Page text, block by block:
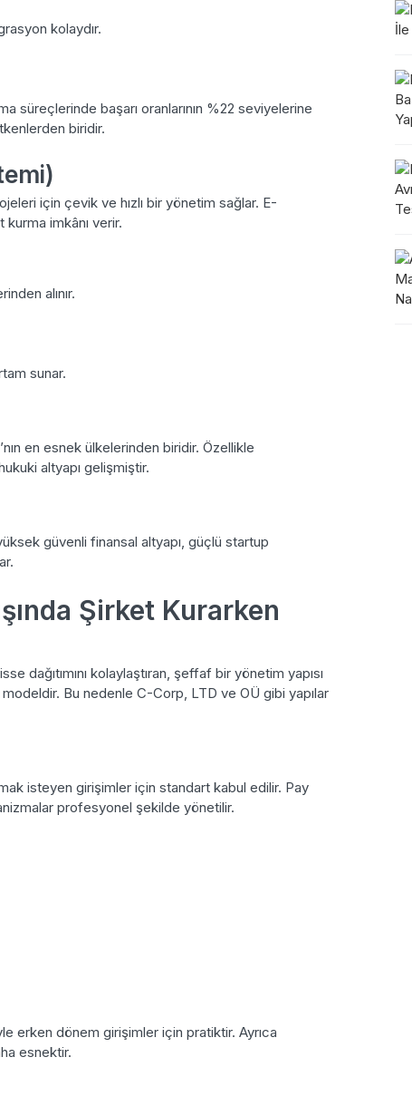
kolaydır.
süreçlerinde başarı oranlarının %22 seviyelerine
biridir.
için çevik ve hızlı bir yönetim sağlar. E-
imkânı verir.
alınır.
sunar.
en esnek ülkelerinden biridir. Özellikle
altyapı gelişmiştir.
güvenli finansal altyapı, güçlü startup
Şirket Kurarken
dağıtımını kolaylaştıran, şeffaf bir yönetim yapısı
Bu nedenle C-Corp, LTD ve OÜ gibi yapılar
isteyen girişimler için standart kabul edilir. Pay
profesyonel şekilde yönetilir.
erken dönem girişimler için pratiktir. Ayrıca
esnektir.